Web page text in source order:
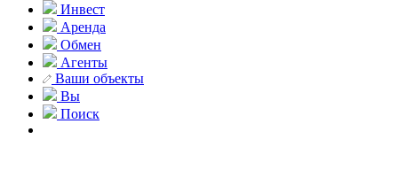
Инвест
Аренда
Обмен
Агенты
Ваши объекты
Вы
Поиск